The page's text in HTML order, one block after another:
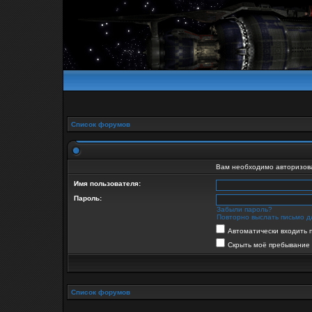
Список форумов
Вам необходимо
Имя пользователя:
Пароль:
Забыли пароль?
Повторно выслать письмо
Автоматически
Скрыть моё пребывание
Список форумов